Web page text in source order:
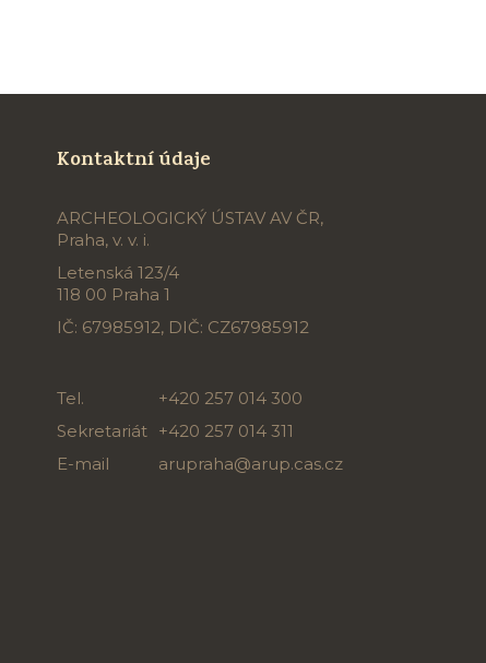
Kontaktní údaje
ARCHEOLOGICKÝ ÚSTAV AV ČR,
Praha, v. v. i.
Letenská 123/4
118 00 Praha 1
IČ: 67985912, DIČ: CZ67985912
Tel.
+420 257 014 300
Sekretariát +420 257 014 311
E-mail
arupraha@arup.cas.cz